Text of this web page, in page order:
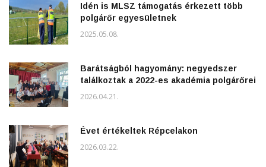
Idén is MLSZ támogatás érkezett több
polgárőr egyesületnek
2025.05.08.
Barátságból hagyomány: negyedszer
találkoztak a 2022-es akadémia polgárőrei
2026.04.21.
Évet értékeltek Répcelakon
2026.03.22.